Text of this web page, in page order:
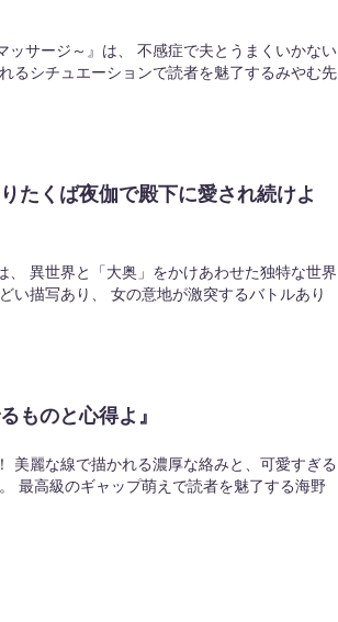
サージ～』は、 不感症で夫とうまくいかない
るシチュエーションで読者を魅了するみやむ先
たくば夜伽で殿下に愛され続けよ
異世界と「大奥」をかけあわせた独特な世界
い描写あり、 女の意地が激突するバトルあり
ものと心得よ』
麗な線で描かれる濃厚な絡みと、可愛すぎる
最高級のギャップ萌えで読者を魅了する海野